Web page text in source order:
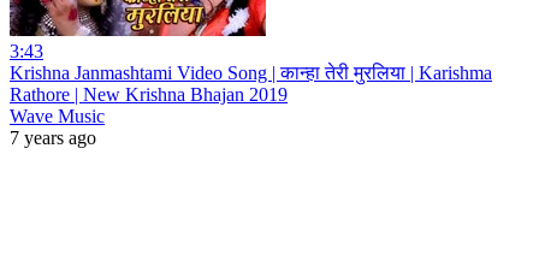
3:43
Krishna Janmashtami Video Song | कान्हा तेरी मुरलिया | Karishma
Rathore | New Krishna Bhajan 2019
Wave Music
7 years ago